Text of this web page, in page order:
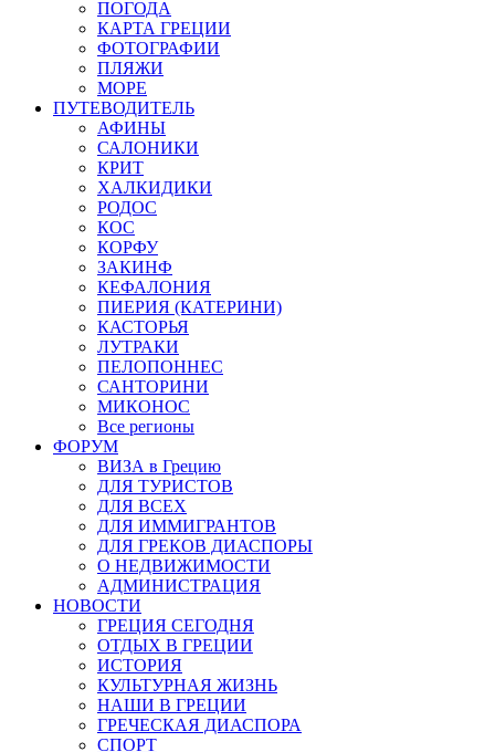
ПОГОДА
КАРТА ГРЕЦИИ
ФОТОГРАФИИ
ПЛЯЖИ
МОРЕ
ПУТЕВОДИТЕЛЬ
АФИНЫ
САЛОНИКИ
КРИТ
ХАЛКИДИКИ
РОДОС
КОС
КОРФУ
ЗАКИНФ
КЕФАЛОНИЯ
ПИЕРИЯ (КАТЕРИНИ)
КАСТОРЬЯ
ЛУТРАКИ
ПЕЛОПОННЕС
САНТОРИНИ
МИКОНОС
Все регионы
ФОРУМ
ВИЗА в Грецию
ДЛЯ ТУРИСТОВ
ДЛЯ ВСЕХ
ДЛЯ ИММИГРАНТОВ
ДЛЯ ГРЕКОВ ДИАСПОРЫ
О НЕДВИЖИМОСТИ
АДМИНИСТРАЦИЯ
НОВОСТИ
ГРЕЦИЯ СЕГОДНЯ
ОТДЫХ В ГРЕЦИИ
ИСТОРИЯ
КУЛЬТУРНАЯ ЖИЗНЬ
НАШИ В ГРЕЦИИ
ГРЕЧЕСКАЯ ДИАСПОРА
СПОРТ